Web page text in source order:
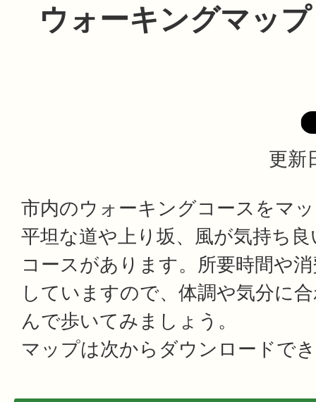
ウォーキングマップ
更新
市内のウォーキングコースをマ
平坦な道や上り坂、風が気持ち
コースがあります。所要時間や
していますので、体調や気分に
んで歩いてみましょう。
マップは次からダウンロードで